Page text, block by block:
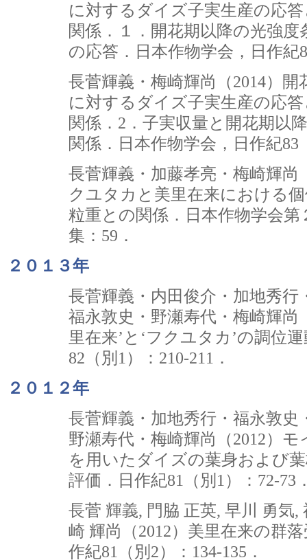
に対するダイズ子実生産の応
関係．１．開花期以降の光強
の応答．日本作物学会，日作紀
長菅輝義・梅崎輝尚（2014）
に対するダイズ子実生産の応
関係．2．子実収量と開花期以
関係．日本作物学会，日作紀83
長菅輝義・加藤孝亮・梅崎輝尚
クユタカと美里在来における
粒重との関係．日本作物学会第
集：59．
２０１３年
長菅輝義・内田俊介・加地秀行
福永敦史・野瀬寿代・梅崎輝尚
里在来’と‘フクユタカ’の調位
82（別1）：210-211．
２０１２年
長菅輝義・加地秀行・福永敦史
野瀬寿代・梅崎輝尚（2012）
を用いたダイズの葉身および
評価．日作紀81（別1）：72-73
長菅 輝義, 門脇 正英, 早川 勇気,
崎 輝尚（2012）美里在来の群
作紀81（別2）：134-135．